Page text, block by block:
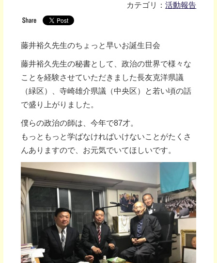
カテゴリ：活動報告
藤井裕久先生のちょっと早いお誕生日会
藤井裕久先生の秘書として、政治の世界で様々な
ことを経験させていただきました長友克洋県議
（緑区）、寺崎雄介県議（中央区）と若い頃の話
で盛り上がりました。
僕らの政治の師は、今年で87才。
もっともっと学ばなければいけないことがたくさ
んありますので、お元気でいてほしいです。